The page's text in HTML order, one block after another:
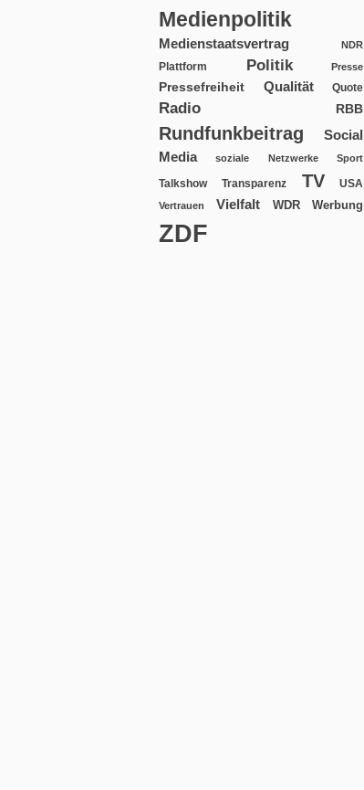
Medienpolitik
Medienstaatsvertrag NDR
Plattform Politik Presse
Pressefreiheit Qualität Quote
Radio RBB
Rundfunkbeitrag
Social
Media
soziale Netzwerke Sport
Talkshow Transparenz TV USA
Vertrauen Vielfalt WDR Werbung
ZDF